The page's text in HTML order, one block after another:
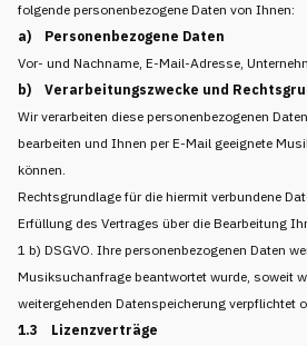
folgende personenbezogene Daten von Ihnen:
a) Personenbezogene Daten
Vor- und Nachname, E-Mail-Adresse,
b) Verarbeitungszwecke und
Wir verarbeiten diese personenbezogenen
bearbeiten und Ihnen per E-Mail geeignete
können.
Rechtsgrundlage für die hiermit verbundene
Erfüllung des Vertrages über die Bearbeitung
1 b) DSGVO. Ihre personenbezogenen Daten
Musiksuchanfrage beantwortet wurde, soweit
weitergehenden Datenspeicherung verpflichtet
1.3 Lizenzverträge